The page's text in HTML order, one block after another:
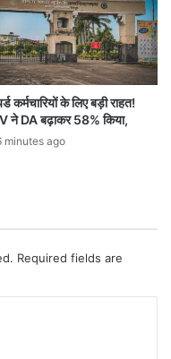
कर्मचारियों के लिए बड़ी राहत!
ने DA बढ़ाकर 58% किया,
minutes ago
Required fields are